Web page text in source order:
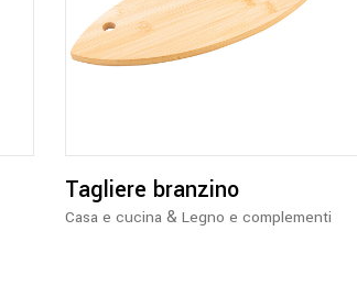
Tagliere branzino
Casa e cucina &Legno e complementi